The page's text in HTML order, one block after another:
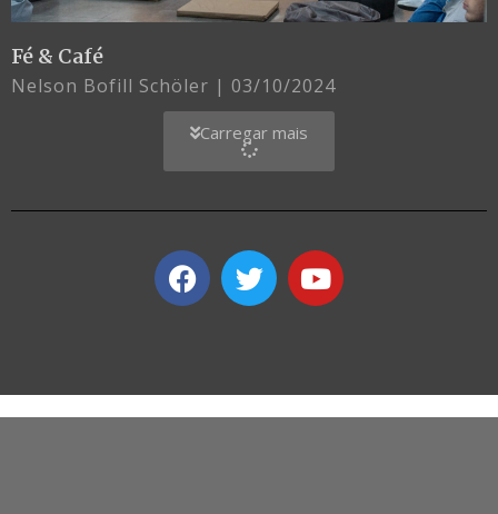
Fé & Café
Nelson Bofill Schöler 03/10/2024
Carregar mais